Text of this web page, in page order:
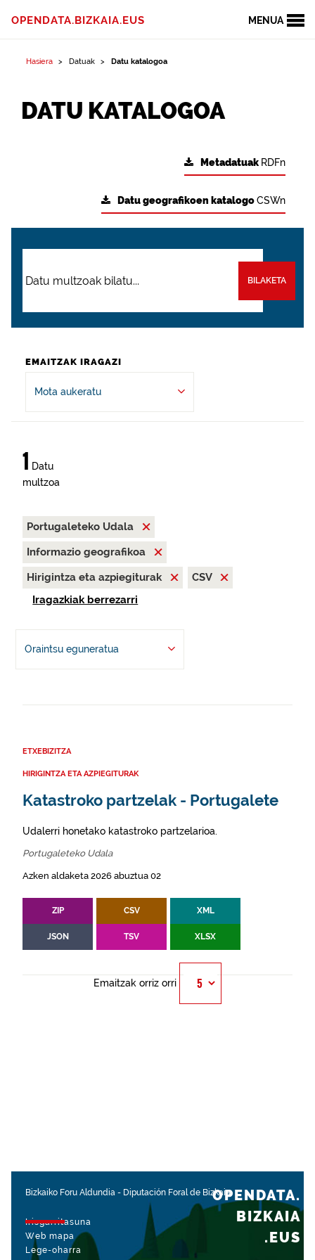
MENUA
OPENDATA.BIZKAIA.EUS
Hasiera Datuak Datu katalogoa
DATU KATALOGOA
Metadatuak RDFn
Datu geografikoen katalogoCSWn
BILAKETA
EMAITZAK IRAGAZI
Mota aukeratu
1 Datu
multzoa
Portugaleteko Udala
Informazio geografikoa
Hirigintza eta azpiegiturak
CSV
Iragazkiak berrezarri
Oraintsu eguneratua
ETXEBIZITZA
HIRIGINTZA ETA AZPIEGITURAK
Katastroko partzelak - Portugalete
Udalerri honetako katastroko partzelarioa.
Portugaleteko Udala
Azken aldaketa 2026 abuztua 02
ZIP CSV XML
JSON TSV XLSX
Emaitzak orriz orri
Bizkaiko Foru Aldundia - Diputación Foral de Bizkaia
Irisgarritasuna
Web mapa
Lege-oharra
OPENDATA.
BIZKAIA
.EUS